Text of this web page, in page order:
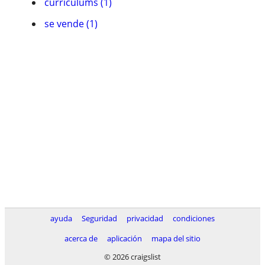
se vende (1)
ayuda Seguridad privacidad
condiciones
acerca de
aplicación
mapa del sitio
© 2026 craigslist